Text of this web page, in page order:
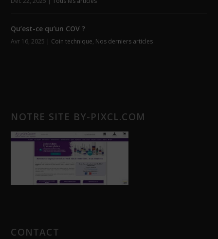
Qu’est-ce qu’un COV ?
Avr 16, 2025 | Coin technique, Nos derniers articles
NOTRE SITE BY-PIXCL.COM
CONTACT